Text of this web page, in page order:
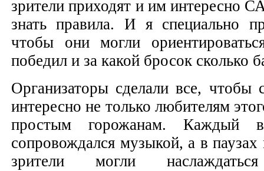
зрители приходят и им
знать правила. И я специально
чтобы они могли
победил и за какой бросок сколько
Организаторы сделали все, чтобы
интересно не только любителям
простым горожанам. Каждый
сопровождался музыкой, а в
зрители могли